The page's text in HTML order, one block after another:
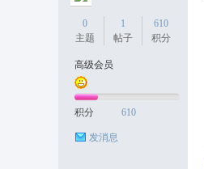
0
主题
1
帖子
610
积分
高级会员
积分 610
发消息